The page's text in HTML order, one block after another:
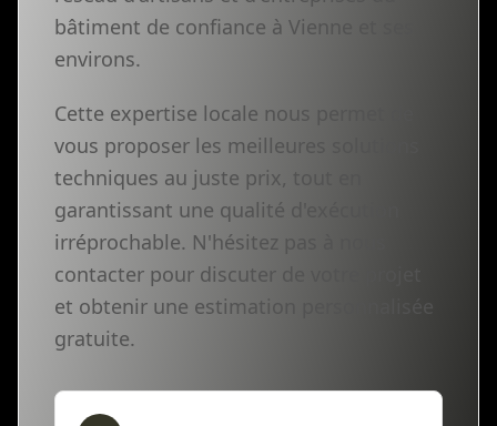
bâtiment de confiance à Vienne et ses
environs.
Cette expertise locale nous permet de
vous proposer les meilleures solutions
techniques au juste prix, tout en
garantissant une qualité d'exécution
irréprochable. N'hésitez pas à nous
contacter pour discuter de votre projet
et obtenir une estimation personnalisée
gratuite.